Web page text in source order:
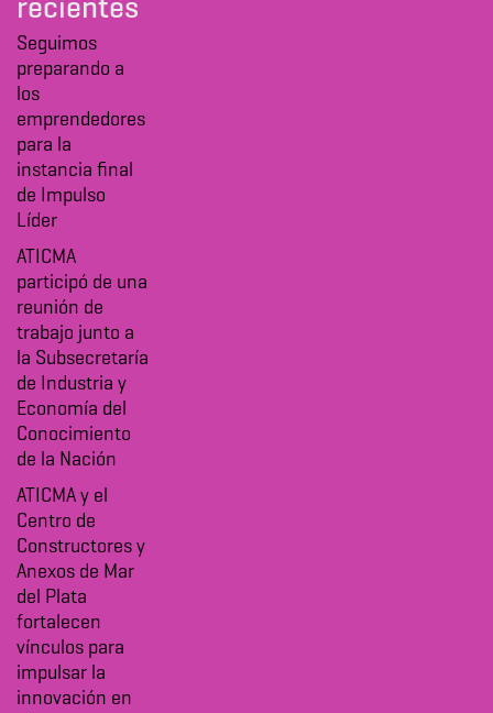
recientes
Seguimos
preparando a
los
emprendedores
para la
instancia final
de Impulso
Líder
ATICMA
participó de una
reunión de
trabajo junto a
la Subsecretaría
de Industria y
Economía del
Conocimiento
de la Nación
ATICMA y el
Centro de
Constructores y
Anexos de Mar
del Plata
fortalecen
vínculos para
impulsar la
innovación en